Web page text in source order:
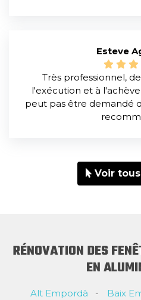
Esteve
Très professionnel,
l'exécution et à
peut pas être demandé
Voir tous
RÉNOVATION DES
EN
Alt Empordà Baix